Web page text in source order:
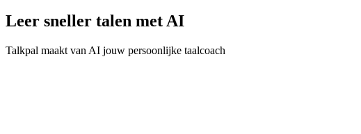
Leer sneller talen met AI
Talkpal maakt van AI jouw persoonlijke taalcoach